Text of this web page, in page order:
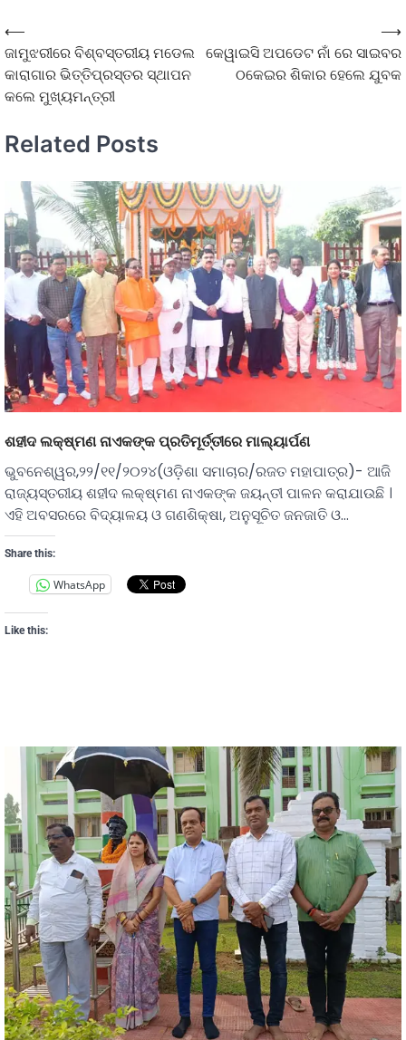
⟵
ଜାମୁଝରୀରେ ବିଶ୍ବସ୍ତରୀୟ ମଡେଲ
କାରାଗାର ଭିତ୍ତିପ୍ରସ୍ତର ସ୍ଥାପନ
କଲେ ମୁଖ୍ୟମନ୍ତ୍ରୀ
କେୱାଇସି ଅପଡେଟ ନାଁ ରେ ସାଇବର
ଠକେଇର ଶିକାର ହେଲେ ଯୁବକ
⟶
Related Posts
ଶହୀଦ ଲକ୍ଷ୍ମଣ ନାଏକଙ୍କ ପ୍ରତିମୂର୍ତ୍ତୀରେ ମାଲ୍ୟାର୍ପଣ
ଭୁବନେଶ୍ୱର,୨୨/୧୧/୨୦୨୪(ଓଡ଼ିଶା ସମାଚାର/ରଜତ ମହାପାତ୍ର)- ଆଜି
ରାଜ୍ୟସ୍ତରୀୟ ଶହୀଦ ଲକ୍ଷ୍ମଣ ନାଏକଙ୍କ ଜୟନ୍ତୀ ପାଳନ କରାଯାଉଛି ।
ଏହି ଅବସରରେ ବିଦ୍ୟାଳୟ ଓ ଗଣଶିକ୍ଷା, ଅନୁସୂଚିତ ଜନଜାତି ଓ…
Share this:
WhatsApp
Like this: